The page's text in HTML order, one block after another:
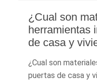
¿Cual son
herramientas
de casa y
¿Cual son
puertas de casa y